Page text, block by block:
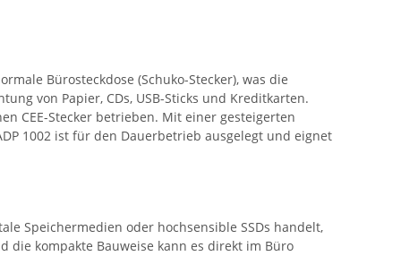
Bürosteckdose (Schuko-Stecker), was die
von Papier, CDs, USB-Sticks und Kreditkarten.
CEE-Stecker betrieben. Mit einer gesteigerten
1002 ist für den Dauerbetrieb ausgelegt und eignet
Speichermedien oder hochsensible SSDs handelt,
kompakte Bauweise kann es direkt im Büro